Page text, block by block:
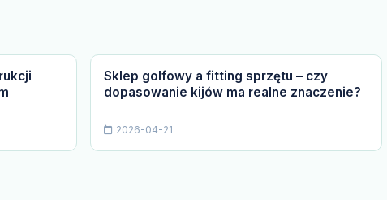
Sklep golfowy a fitting sprzętu – czy
dopasowanie kijów ma realne znaczenie?
2026-04-21